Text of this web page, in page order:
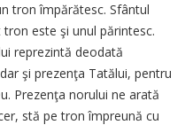
tron împărătesc. Sfântul
este şi unul părintesc.
reprezintă deodată
şi prezenţa Tatălui, pentru
Prezenţa norului ne arată
stă pe tron împreună cu